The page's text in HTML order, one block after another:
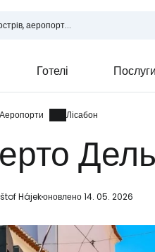
Готелі Послуги
Аеропорти Лісабон
Hájekоновлено 14. 05. 2026